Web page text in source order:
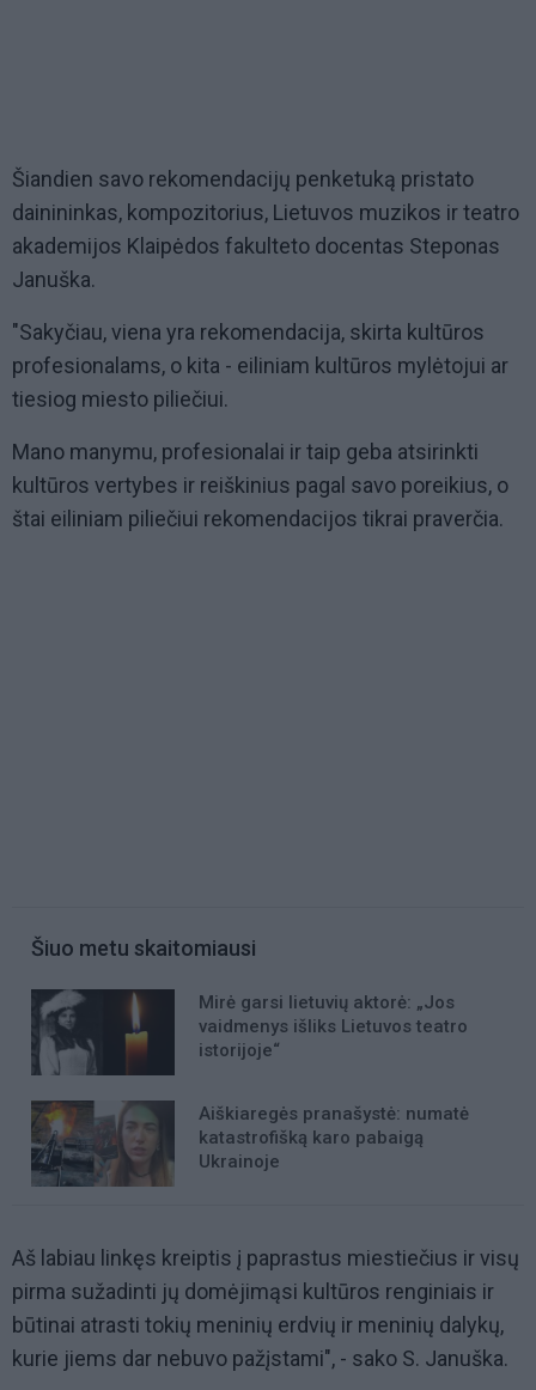
Šiandien savo rekomendacijų penketuką pristato
dainininkas, kompozitorius, Lietuvos muzikos ir teatro
akademijos Klaipėdos fakulteto docentas Steponas
Januška.
"Sakyčiau, viena yra rekomendacija, skirta kultūros
profesionalams, o kita - eiliniam kultūros mylėtojui ar
tiesiog miesto piliečiui.
Mano manymu, profesionalai ir taip geba atsirinkti
kultūros vertybes ir reiškinius pagal savo poreikius, o
štai eiliniam piliečiui rekomendacijos tikrai praverčia.
Šiuo metu skaitomiausi
Mirė garsi lietuvių aktorė: „Jos
vaidmenys išliks Lietuvos teatro
istorijoje“
Aiškiaregės pranašystė: numatė
katastrofišką karo pabaigą
Ukrainoje
Aš labiau linkęs kreiptis į paprastus miestiečius ir visų
pirma sužadinti jų domėjimąsi kultūros renginiais ir
būtinai atrasti tokių meninių erdvių ir meninių dalykų,
kurie jiems dar nebuvo pažįstami", - sako S. Januška.